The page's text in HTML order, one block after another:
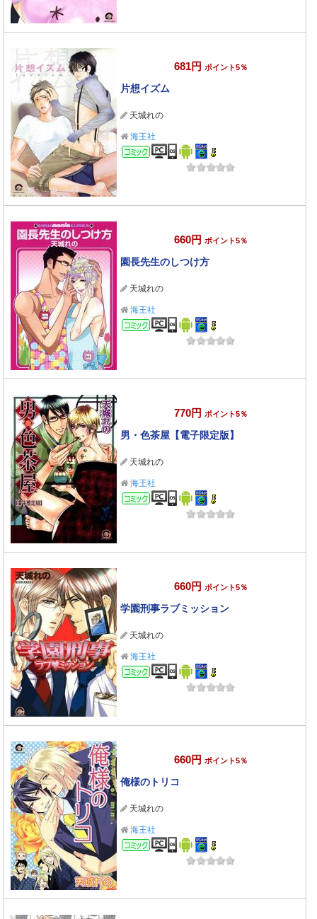
681円 ポイント5％
片想イズム
天城れの
海王社
コミック
660円 ポイント5％
園長先生のしつけ方
天城れの
海王社
コミック
770円 ポイント5％
男・色茶屋【電子限定版】
天城れの
海王社
コミック
660円 ポイント5％
学園刑事ラブミッション
天城れの
海王社
コミック
660円 ポイント5％
俺様のトリコ
天城れの
海王社
コミック